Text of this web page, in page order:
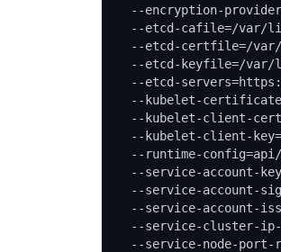
--encryption-
--etcd-cafile=/var/
--etcd-certfile=/
--etcd-keyfile=/var/
--etcd-
--kubelet-
--kubelet-client-
--kubelet-client-
--runtime-
--service-account-
--service-account-
--service-account-
--service-cluster-
--service-node-port-